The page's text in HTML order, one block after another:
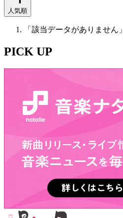
人気順
「該当データがありません」
PICK UP